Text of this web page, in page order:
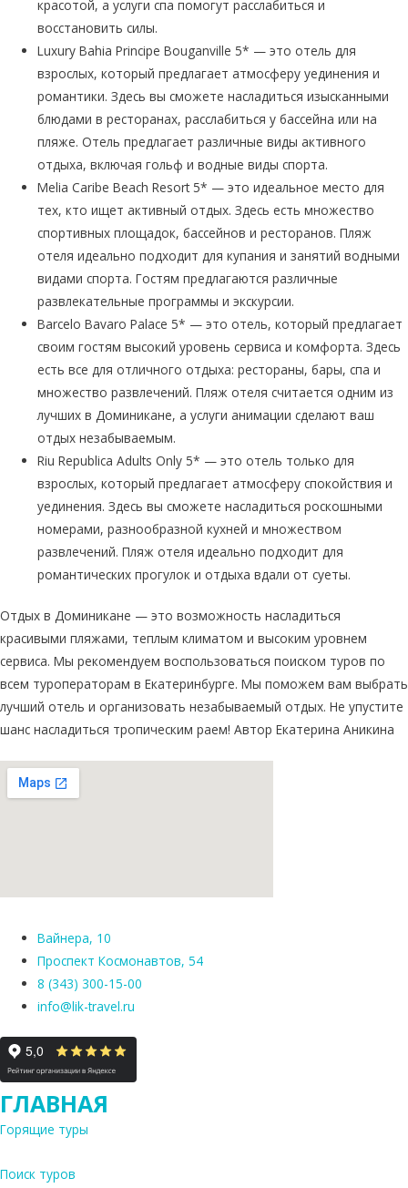
красотой, а услуги спа помогут расслабиться и
восстановить силы.
Luxury Bahia Principe Bouganville 5* — это отель для
взрослых, который предлагает атмосферу уединения и
романтики. Здесь вы сможете насладиться изысканными
блюдами в ресторанах, расслабиться у бассейна или на
пляже. Отель предлагает различные виды активного
отдыха, включая гольф и водные виды спорта.
Melia Caribe Beach Resort 5* — это идеальное место для
тех, кто ищет активный отдых. Здесь есть множество
спортивных площадок, бассейнов и ресторанов. Пляж
отеля идеально подходит для купания и занятий водными
видами спорта. Гостям предлагаются различные
развлекательные программы и экскурсии.
Barcelo Bavaro Palace 5* — это отель, который предлагает
своим гостям высокий уровень сервиса и комфорта. Здесь
есть все для отличного отдыха: рестораны, бары, спа и
множество развлечений. Пляж отеля считается одним из
лучших в Доминикане, а услуги анимации сделают ваш
отдых незабываемым.
Riu Republica Adults Only 5* — это отель только для
взрослых, который предлагает атмосферу спокойствия и
уединения. Здесь вы сможете насладиться роскошными
номерами, разнообразной кухней и множеством
развлечений. Пляж отеля идеально подходит для
романтических прогулок и отдыха вдали от суеты.
Отдых в Доминикане — это возможность насладиться
красивыми пляжами, теплым климатом и высоким уровнем
сервиса. Мы рекомендуем воспользоваться поиском туров по
всем туроператорам в Екатеринбурге. Мы поможем вам выбрать
лучший отель и организовать незабываемый отдых. Не упустите
шанс насладиться тропическим раем! Автор Екатерина Аникина
Вайнера, 10
Проспект Космонавтов, 54
8 (343) 300-15-00
info@lik-travel.ru
ГЛАВНАЯ
Горящие туры
Поиск туров